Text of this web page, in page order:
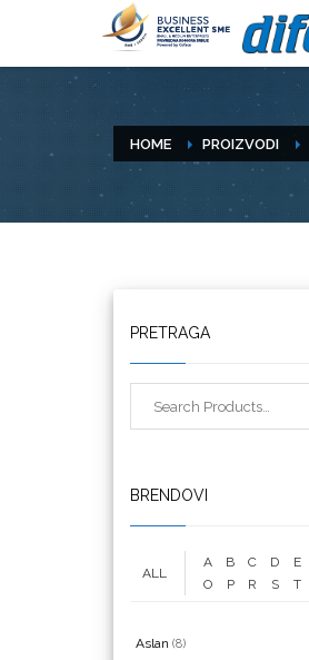
HOME PROIZVODI
PRETRAGA
BRENDOVI
ALL
A B C D E
O
P R S T
Aslan (8)
WrapCut